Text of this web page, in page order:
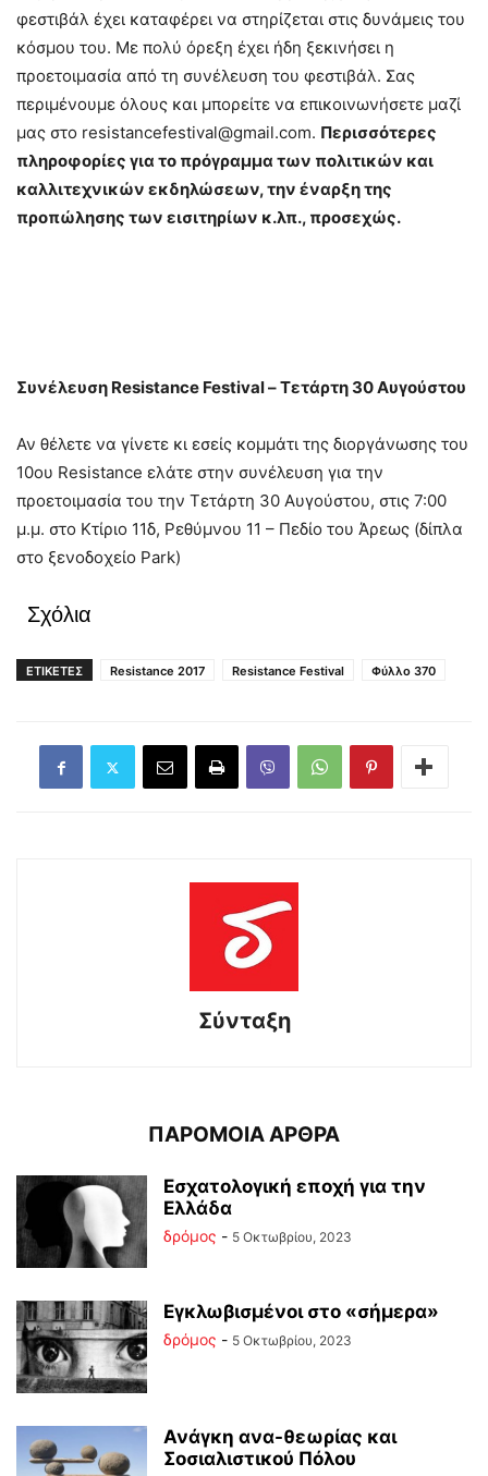
φεστιβάλ έχει καταφέρει να στηρίζεται στις δυνάμεις του
κόσμου του. Με πολύ όρεξη έχει ήδη ξεκινήσει η
προετοιμασία από τη συνέλευση του φεστιβάλ. Σας
περιμένουμε όλους και μπορείτε να επικοινωνήσετε μαζί
μας στο resistancefestival@gmail.com. Περισσότερες
πληροφορίες για το πρόγραμμα των πολιτικών και
καλλιτεχνικών εκδηλώσεων, την έναρξη της
προπώλησης των εισιτηρίων κ.λπ., προσεχώς.
Συνέλευση Resistance Festival – Τετάρτη 30 Αυγούστου
Αν θέλετε να γίνετε κι εσείς κομμάτι της διοργάνωσης του
10ου Resistance ελάτε στην συνέλευση για την
προετοιμασία του την Τετάρτη 30 Αυγούστου, στις 7:00
μ.μ. στο Κτίριο 11δ, Ρεθύμνου 11 – Πεδίο του Άρεως (δίπλα
στο ξενοδοχείο Park)
Σχόλια
ΕΤΙΚΕΤΕΣ Resistance 2017 Resistance Festival Φύλλο 370
Σύνταξη
ΠΑΡΟΜΟΙΑ ΑΡΘΡΑ
Εσχατολογική εποχή για την
Ελλάδα
δρόμος - 5 Οκτωβρίου, 2023
Εγκλωβισμένοι στο «σήμερα»
δρόμος - 5 Οκτωβρίου, 2023
Ανάγκη ανα-θεωρίας και
Σοσιαλιστικού Πόλου